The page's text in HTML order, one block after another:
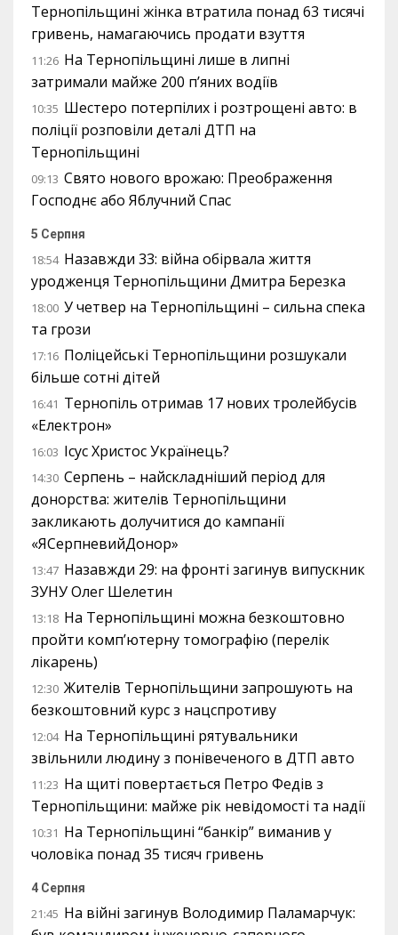
Тернопільщині жінка втратила понад 63 тисячі
гривень, намагаючись продати взуття
11:26 На Тернопільщині лише в липні
затримали майже 200 п’яних водіїв
10:35 Шестеро потерпілих і розтрощені авто: в
поліції розповіли деталі ДТП на
Тернопільщині
09:13 Свято нового врожаю: Преображення
Господнє або Яблучний Спас
5 Серпня
18:54 Назавжди 33: війна обірвала життя
уродженця Тернопільщини Дмитра Березка
18:00 У четвер на Тернопільщині – сильна спека
та грози
17:16 Поліцейські Тернопільщини розшукали
більше сотні дітей
16:41 Тернопіль отримав 17 нових тролейбусів
«Електрон»
16:03 Ісус Христос Українець?
14:30 Серпень – найскладніший період для
донорства: жителів Тернопільщини
закликають долучитися до кампанії
«ЯСерпневийДонор»
13:47 Назавжди 29: на фронті загинув випускник
ЗУНУ Олег Шелетин
13:18 На Тернопільщині можна безкоштовно
пройти комп’ютерну томографію (перелік
лікарень)
12:30 Жителів Тернопільщини запрошують на
безкоштовний курс з нацспротиву
12:04 На Тернопільщині рятувальники
звільнили людину з понівеченого в ДТП авто
11:23 На щиті повертається Петро Федів з
Тернопільщини: майже рік невідомості та надії
10:31 На Тернопільщині “банкір” виманив у
чоловіка понад 35 тисяч гривень
4 Серпня
21:45 На війні загинув Володимир Паламарчук: